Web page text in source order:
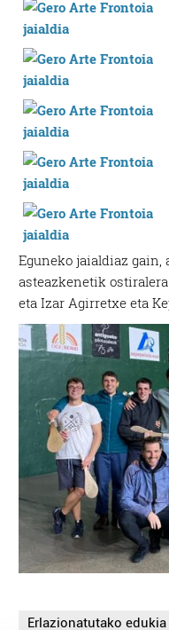
Eguneko jaialdiaz gain,
asteazkenetik
eta Izar Agirretxe eta
Erlazionatutako edukia